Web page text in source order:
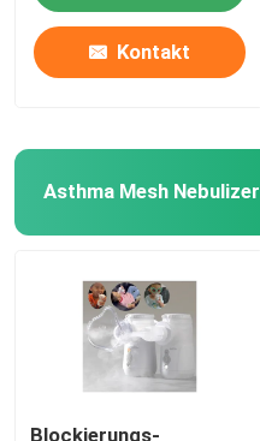
Kontakt
Asthma Mesh Nebulizer
Blockierungs-